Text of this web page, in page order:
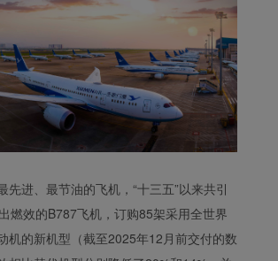
先进、最节油的飞机，“十三五”以来共引
燃效的B787飞机，订购85架采用全世界
机的新机型（截至2025年12月前交付的数
Xiamenair.com使用功能
型和分析型Cookie 来确
保我们的网站正常运行，
并为您提供最佳的用户体
验。 使用本网站，功能型
在您的浏览器中。
在您的同意下，我们还将
使用营销Cookie (i) 分析
我们的营销绩效 (ii) 个性